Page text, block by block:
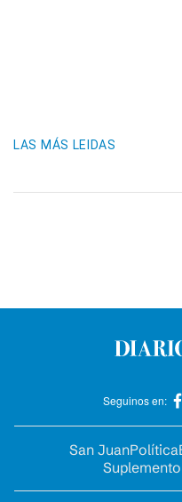
LAS MÁS LEIDAS
Seguinos en:
San JuanPolítica